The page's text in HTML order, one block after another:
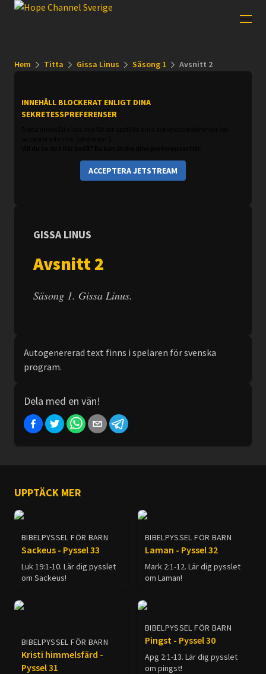
Hem Titta Gissa Linus Säsong 1 Avsnitt 2
INNEHÅLL BLOCKERAT ENLIGT DINA
SEKRETESSPREFERENSER
ACCEPTERA JETSTREAM
GISSA LINUS
Avsnitt 2
Säsong 1. Gissa Linus.
Autogenererad text finns i spelaren för svenska
program.
Dela med en vän!
UPPTÄCK MER
BIBELPYSSEL FÖR BARN
Sackeus - Pyssel 33
Luk 19:1-10. Lär dig pysslet
om Sackeus!
BIBELPYSSEL FÖR BARN
Laman - Pyssel 32
Mark 2:1-12. Lär dig pysslet
om Laman!
BIBELPYSSEL FÖR BARN
Kristi himmelsfärd -
Pyssel 31
BIBELPYSSEL FÖR BARN
Pingst - Pyssel 30
Apg 2:1-13. Lär dig pysslet
om pingst!